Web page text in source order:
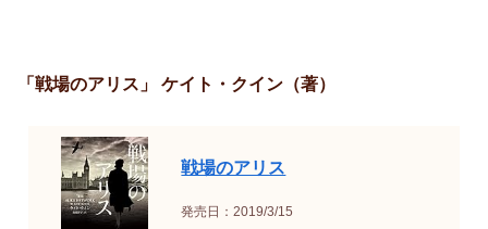
「戦場のアリス」 ケイト・クイン（著）
戦場のアリス
発売日：2019/3/15